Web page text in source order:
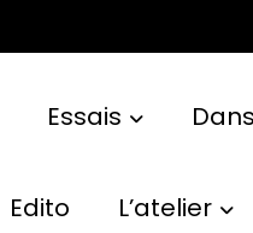
Essais
Edito L’atelier